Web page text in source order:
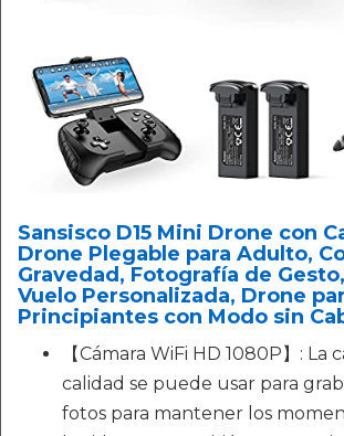
Sansisco D15 Mini Drone con
Drone Plegable para Adulto,
Gravedad, Fotografía de
Vuelo Personalizada, Drone
Principiantes con Modo sin
【Cámara WiFi HD 1080P】: La
calidad se puede usar para
fotos para mantener los